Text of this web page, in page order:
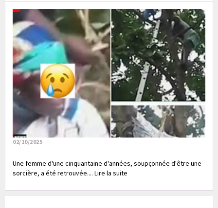
02/10/2025
Une femme d'une cinquantaine d'années, soupçonnée d'être une
sorcière, a été retrouvée.... Lire la suite